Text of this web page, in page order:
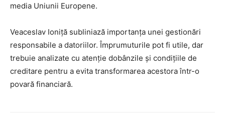
media Uniunii Europene.
Veaceslav Ioniță subliniază importanța unei gestionări
responsabile a datoriilor. Împrumuturile pot fi utile, dar
trebuie analizate cu atenție dobânzile și condițiile de
creditare pentru a evita transformarea acestora într-o
povară financiară.